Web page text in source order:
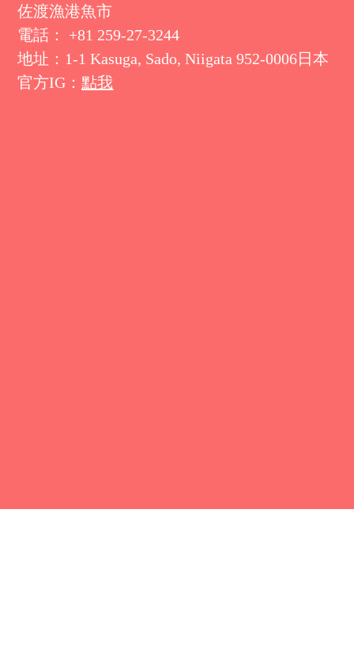
佐渡漁港魚市
電話： +81 259-27-3244
地址：1-1 Kasuga, Sado, Niigata 952-0006日本
官方IG：點我